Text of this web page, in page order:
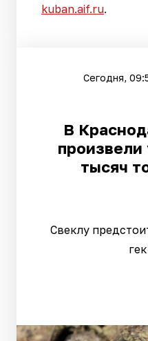
kuban.aif.ru.
Сегодня,
В
тысяч
Свеклу